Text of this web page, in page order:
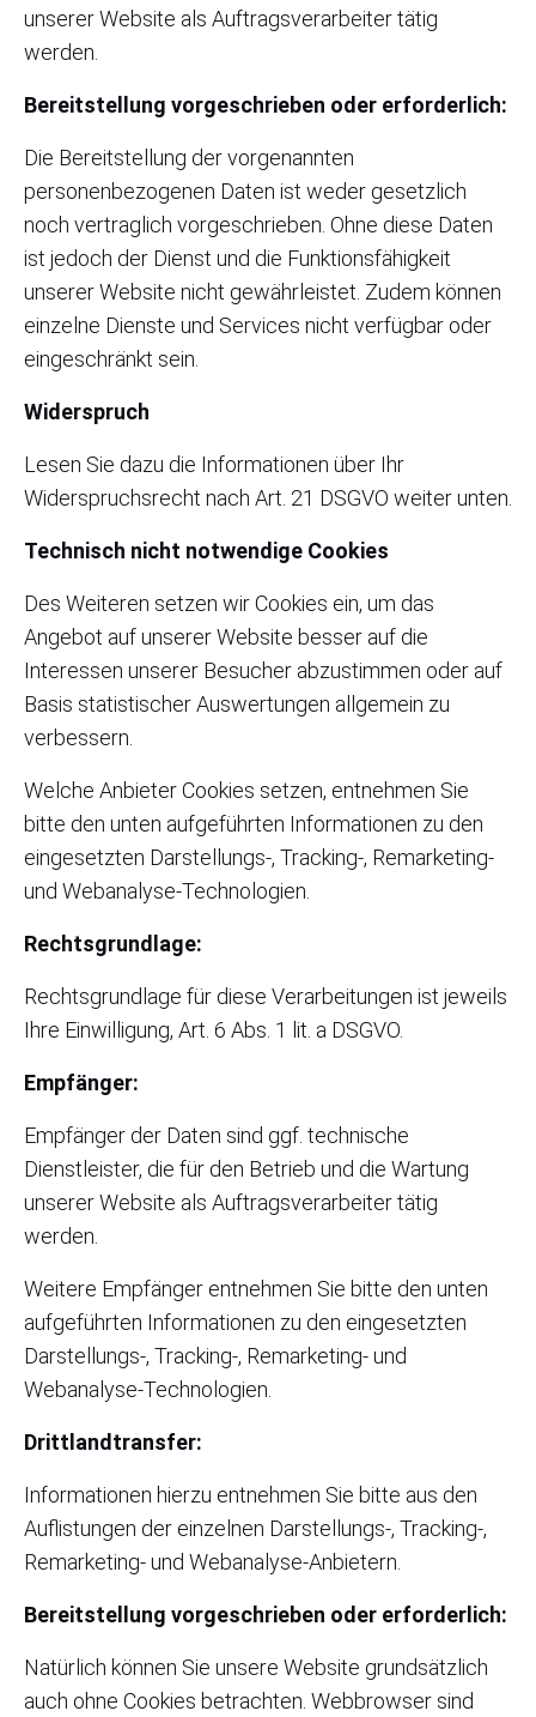
unserer Website als Auftragsverarbeiter tätig
werden.
Bereitstellung vorgeschrieben oder erforderlich:
Die Bereitstellung der vorgenannten
personenbezogenen Daten ist weder gesetzlich
noch vertraglich vorgeschrieben. Ohne diese Daten
ist jedoch der Dienst und die Funktionsfähigkeit
unserer Website nicht gewährleistet. Zudem können
einzelne Dienste und Services nicht verfügbar oder
eingeschränkt sein.
Widerspruch
Lesen Sie dazu die Informationen über Ihr
Widerspruchsrecht nach Art. 21 DSGVO weiter unten.
Technisch nicht notwendige Cookies
Des Weiteren setzen wir Cookies ein, um das
Angebot auf unserer Website besser auf die
Interessen unserer Besucher abzustimmen oder auf
Basis statistischer Auswertungen allgemein zu
verbessern.
Welche Anbieter Cookies setzen, entnehmen Sie
bitte den unten aufgeführten Informationen zu den
eingesetzten Darstellungs-, Tracking-, Remarketing-
und Webanalyse-Technologien.
Rechtsgrundlage:
Rechtsgrundlage für diese Verarbeitungen ist jeweils
Ihre Einwilligung, Art. 6 Abs. 1 lit. a DSGVO.
Empfänger:
Empfänger der Daten sind ggf. technische
Dienstleister, die für den Betrieb und die Wartung
unserer Website als Auftragsverarbeiter tätig
werden.
Weitere Empfänger entnehmen Sie bitte den unten
aufgeführten Informationen zu den eingesetzten
Darstellungs-, Tracking-, Remarketing- und
Webanalyse-Technologien.
Drittlandtransfer:
Informationen hierzu entnehmen Sie bitte aus den
Auflistungen der einzelnen Darstellungs-, Tracking-,
Remarketing- und Webanalyse-Anbietern.
Bereitstellung vorgeschrieben oder erforderlich:
Natürlich können Sie unsere Website grundsätzlich
auch ohne Cookies betrachten. Webbrowser sind